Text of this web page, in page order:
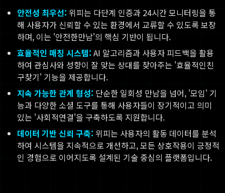
안전성 최우선: 위피는 다단계 인증과 24시간 모니터링을 통
해 사용자가 신뢰할 수 있는 환경에서 교류할 수 있도록 보장
하며, 이는 '안전한만남'의 핵심 기반이 됩니다.
효율적인 매칭 시스템: AI 알고리즘과 사용자 피드백을 활용
하여 관심사와 성향이 잘 맞는 상대를 찾아주는 '효율적인친
구찾기' 기능을 제공합니다.
지속 가능한 관계 형성: 단순한 일회성 만남을 넘어, '모임' 기
능과 다양한 소셜 도구를 통해 사용자들이 장기적이고 의미
있는 '사회적연결'을 구축하도록 지원합니다.
데이터 기반 신뢰 구축: 위피는 사용자의 활동 데이터를 분석
하여 시스템을 지속적으로 개선하고, 모든 상호작용이 긍정적
인 경험으로 이어지도록 설계된 기술 중심의 플랫폼입니다.